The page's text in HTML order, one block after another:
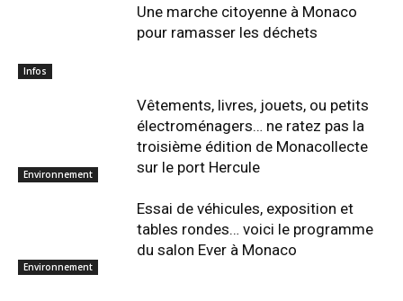
Infos
Une marche citoyenne à Monaco
pour ramasser les déchets
Environnement
Vêtements, livres, jouets, ou petits
électroménagers… ne ratez pas la
troisième édition de Monacollecte
sur le port Hercule
Environnement
Essai de véhicules, exposition et
tables rondes… voici le programme
du salon Ever à Monaco